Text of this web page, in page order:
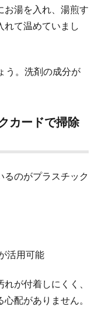
お湯を入れ、湯煎す
て温めていまし
う。洗剤の成分が
カードで掃除
るのがプラスチック
活用可能
が付着しにくく、
配がありません。